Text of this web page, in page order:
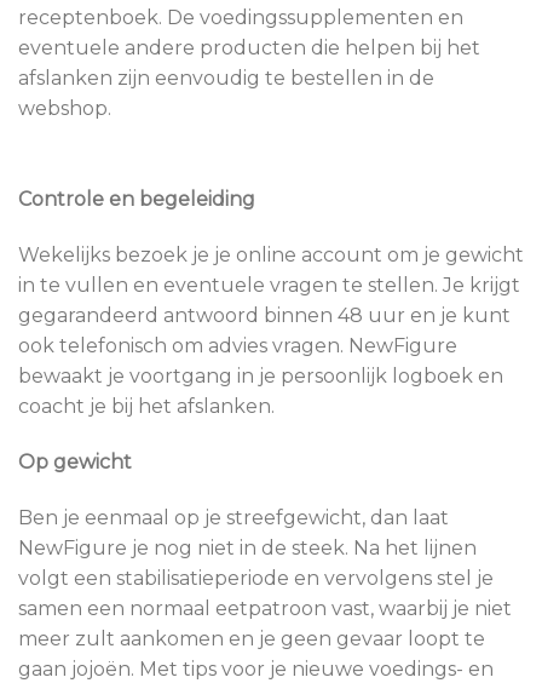
receptenboek. De voedingssupplementen en
eventuele andere producten die helpen bij het
afslanken zijn eenvoudig te bestellen in de
webshop.
Controle en begeleiding
Wekelijks bezoek je je online account om je gewicht
in te vullen en eventuele vragen te stellen. Je krijgt
gegarandeerd antwoord binnen 48 uur en je kunt
ook telefonisch om advies vragen. NewFigure
bewaakt je voortgang in je persoonlijk logboek en
coacht je bij het afslanken.
Op gewicht
Ben je eenmaal op je streefgewicht, dan laat
NewFigure je nog niet in de steek. Na het lijnen
volgt een stabilisatieperiode en vervolgens stel je
samen een normaal eetpatroon vast, waarbij je niet
meer zult aankomen en je geen gevaar loopt te
gaan jojoën. Met tips voor je nieuwe voedings- en